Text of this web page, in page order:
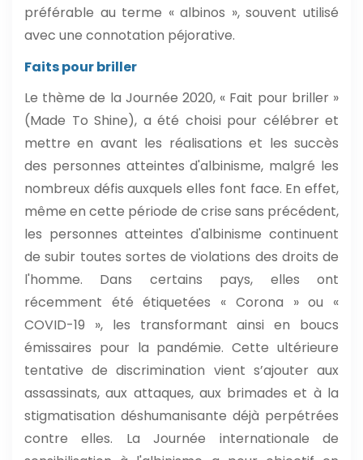
préférable au terme « albinos », souvent utilisé
avec une connotation péjorative.
Faits pour briller
Le thème de la Journée 2020, « Fait pour briller »
(Made To Shine), a été choisi pour célébrer et
mettre en avant les réalisations et les succès
des personnes atteintes d'albinisme, malgré les
nombreux défis auxquels elles font face. En effet,
même en cette période de crise sans précédent,
les personnes atteintes d'albinisme continuent
de subir toutes sortes de violations des droits de
l'homme. Dans certains pays, elles ont
récemment été étiquetées « Corona » ou «
COVID-19 », les transformant ainsi en boucs
émissaires pour la pandémie. Cette ultérieure
tentative de discrimination vient s’ajouter aux
assassinats, aux attaques, aux brimades et à la
stigmatisation déshumanisante déjà perpétrées
contre elles. La Journée internationale de